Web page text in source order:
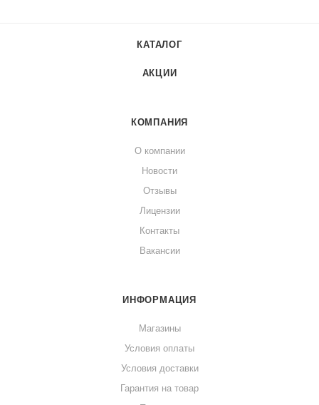
КАТАЛОГ
АКЦИИ
КОМПАНИЯ
О компании
Новости
Отзывы
Лицензии
Контакты
Вакансии
ИНФОРМАЦИЯ
Магазины
Условия оплаты
Условия доставки
Гарантия на товар